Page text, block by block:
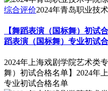
综合评价2024年青岛职业技
【舞蹈表演（国标舞）初试
蹈表演（国标舞）专业初试
2024年上海戏剧学院艺术类
舞）初试合格名单】2024年
专业初试合格名单